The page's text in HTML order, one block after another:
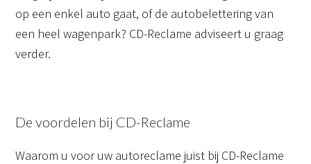
op een enkel auto gaat, of de autobelettering van
een heel wagenpark? CD-Reclame adviseert u graag
verder.
De voordelen bij CD-Reclame
Waarom u voor uw autoreclame juist bij CD-Reclame